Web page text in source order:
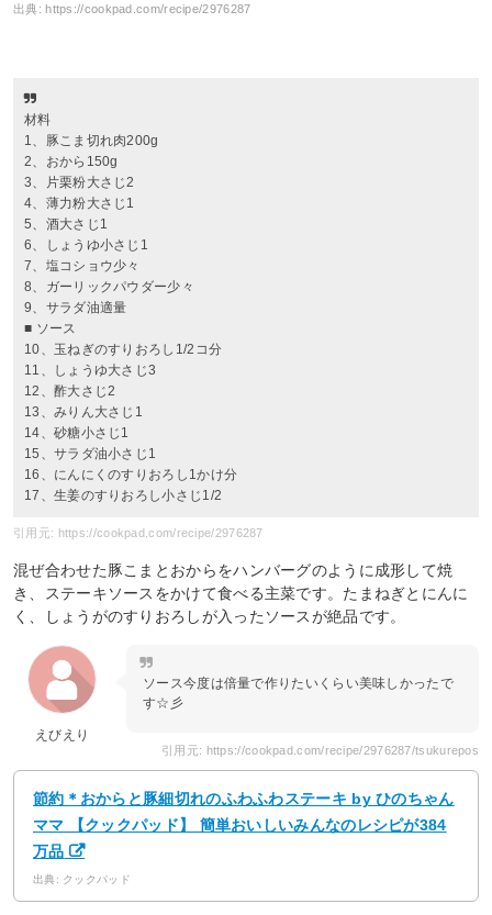
出典:https://cookpad.com/recipe/2976287
材料
1、豚こま切れ肉200g
2、おから150g
3、片栗粉大さじ2
4、薄力粉大さじ1
5、酒大さじ1
6、しょうゆ小さじ1
7、塩コショウ少々
8、ガーリックパウダー少々
9、サラダ油適量
■ ソース
10、玉ねぎのすりおろし1/2コ分
11、しょうゆ大さじ3
12、酢大さじ2
13、みりん大さじ1
14、砂糖小さじ1
15、サラダ油小さじ1
16、にんにくのすりおろし1かけ分
17、生姜のすりおろし小さじ1/2
引用元: https://cookpad.com/recipe/2976287
混ぜ合わせた豚こまとおからをハンバーグのように成形して焼
き、ステーキソースをかけて食べる主菜です。たまねぎとにんに
く、しょうがのすりおろしが入ったソースが絶品です。
えびえり
ソース今度は倍量で作りたいくらい美味しかったで
す☆彡
引用元: https://cookpad.com/recipe/2976287/tsukurepos
節約＊おからと豚細切れのふわふわステーキ by ひのちゃん
ママ 【クックパッド】 簡単おいしいみんなのレシピが384
万品
出典: クックパッド